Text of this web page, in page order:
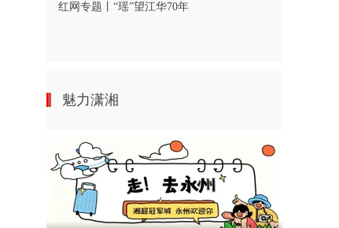
红网专题丨“瑶”望江华70年
魅力潇湘